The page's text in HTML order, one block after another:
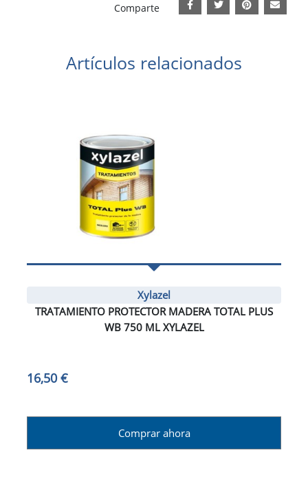
Comparte
Artículos relacionados
Xylazel
TRATAMIENTO PROTECTOR MADERA TOTAL PLUS
WB 750 ML XYLAZEL
16,50 €
Comprar ahora